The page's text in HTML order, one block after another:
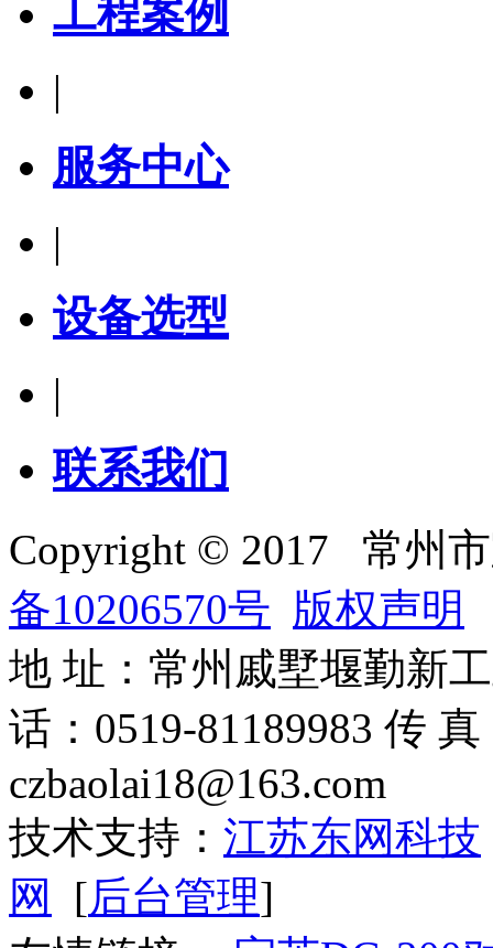
工程案例
|
服务中心
|
设备选型
|
联系我们
Copyright © 2017 常州
备10206570号 版权声明
地 址：常州戚墅堰勤新
话：0519-81189983 传
czbaolai18@163.com
技术支持： 江苏东网科技
网
[后台管理]